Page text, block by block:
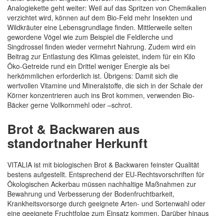
Analogiekette geht weiter: Weil auf das Spritzen von Chemikalien
verzichtet wird, können auf dem Bio-Feld mehr Insekten und
Wildkräuter eine Lebensgrundlage finden. Mittlerweile selten
gewordene Vögel wie zum Beispiel die Feldlerche und
Singdrossel finden wieder vermehrt Nahrung. Zudem wird ein
Beitrag zur Entlastung des Klimas geleistet, indem für ein Kilo
Öko-Getreide rund ein Drittel weniger Energie als bei
herkömmlichen erforderlich ist. Übrigens: Damit sich die
wertvollen Vitamine und Mineralstoffe, die sich in der Schale der
Körner konzentrieren auch ins Brot kommen, verwenden Bio-
Bäcker gerne Vollkornmehl oder –schrot.
Brot & Backwaren aus
standortnaher Herkunft
VITALIA ist mit biologischen Brot & Backwaren feinster Qualität
bestens aufgestellt. Entsprechend der EU-Rechtsvorschriften für
Ökologischen Ackerbau müssen nachhaltige Maßnahmen zur
Bewahrung und Verbesserung der Bodenfruchtbarkeit,
Krankheitsvorsorge durch geeignete Arten- und Sortenwahl oder
eine geeignete Fruchtfolge zum Einsatz kommen. Darüber hinaus